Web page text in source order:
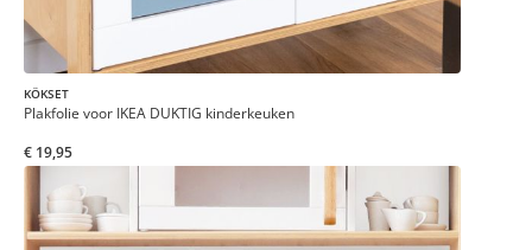
KÖKSET
Plakfolie voor IKEA DUKTIG kinderkeuken
€ 19,95